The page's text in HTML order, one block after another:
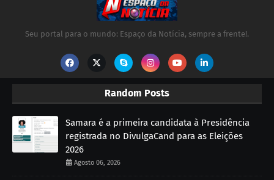
Seu portal para o mundo: Espaço da Notícia, sempre a frente!.
Random Posts
Samara é a primeira candidata à Presidência
registrada no DivulgaCand para as Eleições
2026
Agosto 06, 2026